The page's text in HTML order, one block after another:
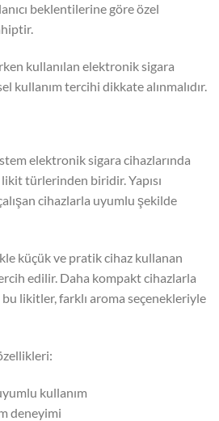
beklentilerine göre özel
kullanılan elektronik sigara
kullanım tercihi dikkate alınmalıdır.
elektronik sigara cihazlarında
türlerinden biridir. Yapısı
cihazlarla uyumlu şekilde
küçük ve pratik cihaz kullanan
edilir. Daha kompakt cihazlarla
likitler, farklı aroma seçenekleriyle
kullanım
deneyimi